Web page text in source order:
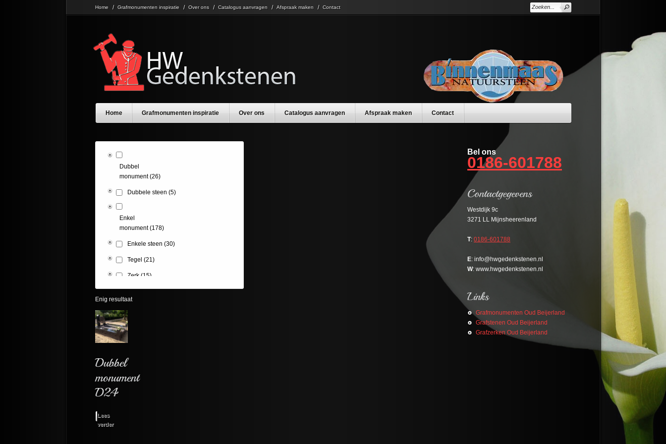
Home Grafmonumenten inspiratie Over ons Catalogus aanvragen Afspraak maken Contact
Home Grafmonumenten inspiratie Over ons Catalogus aanvragen Afspraak maken Contact
Dubbel
monument (26)
Dubbele steen (5)
Enkel
monument (178)
Enkele steen (30)
Tegel (21)
Zerk (15)
Enig resultaat
Lees
verder
Bel ons
0186-601788
Westdijk 9c
3271 LL Mijnsheerenland
T: 0186-601788
E: info@hwgedenkstenen.nl
W: www.hwgedenkstenen.nl
Grafmonumenten Oud Beijerland
Grafstenen Oud Beijerland
Grafzerken Oud Beijerland